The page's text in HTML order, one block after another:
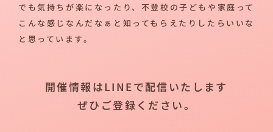
でも気持ちが楽になったり、不登校の子どもや家庭って
こんな感じなんだなぁと知ってもらえたりしたらいいな
と思っています。
開催情報はLINEで配信いたします
ぜひご登録ください。